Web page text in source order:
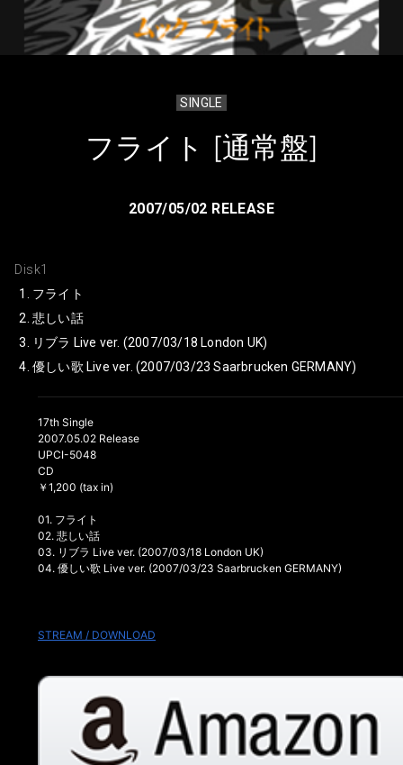
SINGLE
フライト [通常盤]
2007/05/02 RELEASE
Disk1
フライト
悲しい話
リブラ Live ver. (2007/03/18 London UK)
優しい歌 Live ver. (2007/03/23 Saarbrucken GERMANY)
17th Single
2007.05.02 Release
UPCI-5048
CD
￥1,200 (tax in)
01. フライト
02. 悲しい話
03. リブラ Live ver. (2007/03/18 London UK)
04. 優しい歌 Live ver. (2007/03/23 Saarbrucken GERMANY)
STREAM / DOWNLOAD